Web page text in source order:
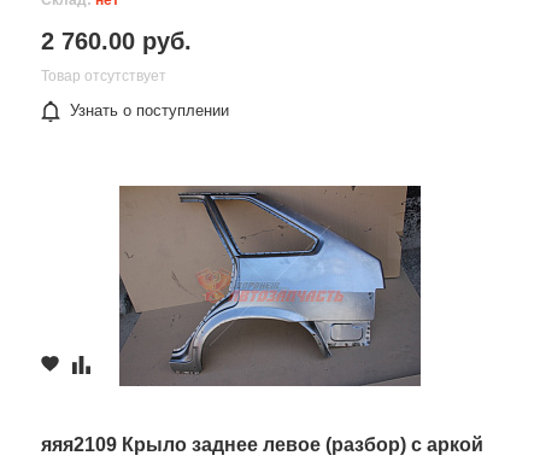
2 760.00 руб.
Товар отсутствует
Узнать о поступлении
яяя2109 Крыло заднее левое (разбор) с аркой